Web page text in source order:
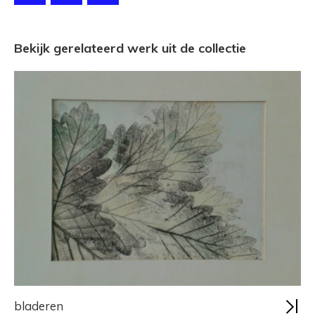
Bekijk gerelateerd werk uit de collectie
bladeren